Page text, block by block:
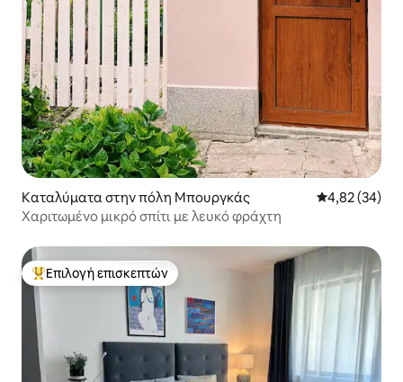
Καταλύματα στην πόλη Μπουργκάς Μέση
4,82 (34)
Χαριτωμένο μικρό σπίτι με λευκό φράχτη
Κορυφαία επιλογή επισκεπτών
Επιλογή επισκεπτών